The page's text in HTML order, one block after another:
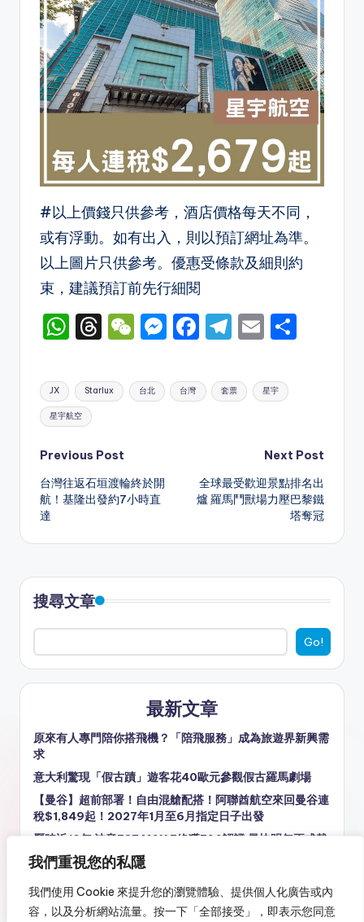
我們重視您的私隱
我們使用 Cookie 來提升您的瀏覽體驗、提供個人化廣告或內
容，以及分析網站流量。按一下「全部接受」，即表示您同意
#以上價錢只供參考，酒店價格每天不同，
或有浮動。如有出入，則以預訂網址為準。
以上圖片只供參考。優惠受條款及細則約
束，建議預訂前先行細閱
W
a
ts
A
p
p
T
e
a
s
W
C
h
M
s
s
F
c
e
o
k
T
e
gr
E
ai
l
Tags:
JX Starlux 台北 台灣 套票 星宇
星宇航空
Post
navigation
Previous Post
台灣往返石垣渡輪終於開
航！基隆出發約7小時直
達
Next Post
全球最受歡迎景點排名出
爐 羅馬鬥獸場力壓巴黎鐵
塔奪冠
搜尋文章
Go!
最新文章
原來有人專門陪你搭飛機？「陪飛服務」成為旅遊界新興需
求
意大利驚現「假古蹟」遊客花40歐元參觀假古羅馬劇場
【曼谷】超前部署！自由混艙配搭！阿聯酋航空來回曼谷連
稅$1,849起！2027年1月至6月指定日子出發
歷時近10年 波音737 MAX 7終獲FAA認證 最快明年正式載
客